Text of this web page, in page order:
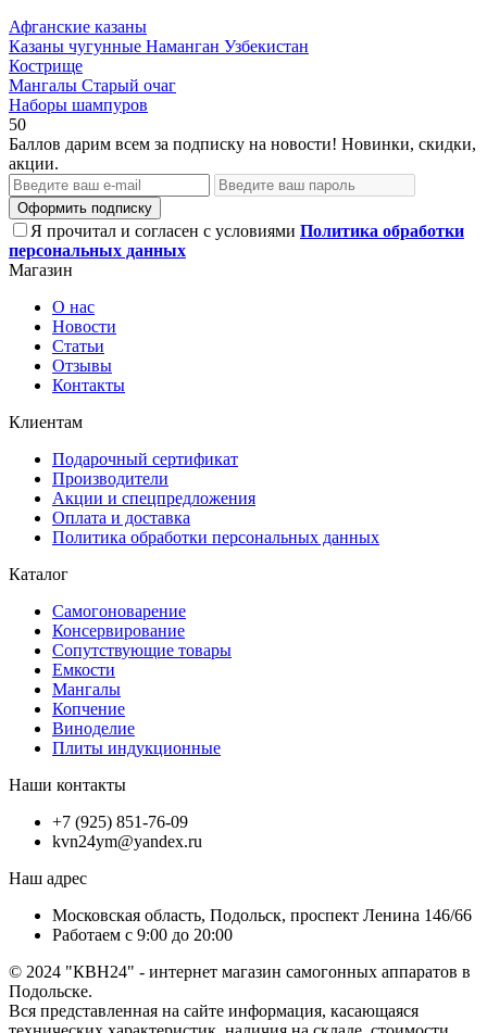
Афганские казаны
Казаны чугунные Наманган Узбекистан
Кострище
Мангалы Старый очаг
Наборы шампуров
50
Баллов дарим всем за подписку на новости! Новинки, скидки,
акции.
Оформить подписку
Я прочитал и согласен с условиями Политика обработки
персональных данных
Магазин
О нас
Новости
Статьи
Отзывы
Контакты
Клиентам
Подарочный сертификат
Производители
Акции и спецпредложения
Оплата и доставка
Политика обработки персональных данных
Каталог
Самогоноварение
Консервирование
Сопутствующие товары
Емкости
Мангалы
Копчение
Виноделие
Плиты индукционные
Наши контакты
+7 (925) 851-76-09
kvn24ym@yandex.ru
Наш адрес
Московская область, Подольск, проспект Ленина 146/66
Работаем с 9:00 до 20:00
© 2024 "КВН24" - интернет магазин самогонных аппаратов в
Подольске.
Вся представленная на сайте информация, касающаяся